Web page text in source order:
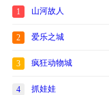
1 山河故人
2 爱乐之城
3 疯狂动物城
4 抓娃娃